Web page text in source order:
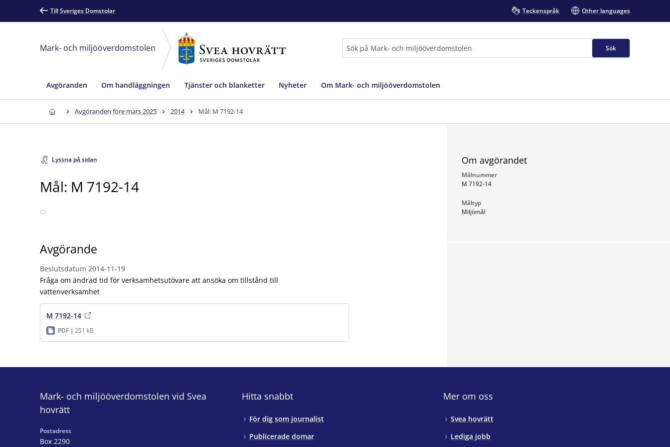
Till Sveriges Domstolar Teckenspråk Other languages
Mark- och miljööverdomstolen Sök
Avgöranden Om handläggningen Tjänster och blanketter Nyheter Om Mark- och miljööverdomstolen
Avgöranden före mars 2025 2014 Mål: M 7192-14
Lyssna på sidan
Mål: M 7192-14
Avgörande
Beslutsdatum 2014-11-19
Fråga om ändrad tid för verksamhetsutövare att ansöka om tillstånd till
vattenverksamhet
M 7192-14
PDF 251 kB
Om avgörandet
Målnummer
M 7192-14
Måltyp
Miljömål
Mark- och miljööverdomstolen vid Svea
hovrätt
Postadress
Box 2290
Hitta snabbt
För dig som journalist
Publicerade domar
Mer om oss
Svea hovrätt
Lediga jobb